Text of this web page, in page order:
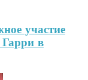
участие
в